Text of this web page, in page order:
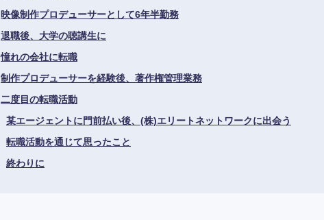
映像制作プロデューサーとして6年半勤務
退職後、大学の聴講生に
憧れの会社に転職
制作プロデューサーを経験後、著作権管理業務
二度目の転職活動
某エージェントに門前払い後、(株)エリートネットワークに出会う
転職活動を通じて思ったこと
終わりに